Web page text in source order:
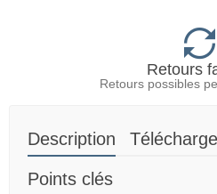
Retours
Retours possibles
Description
Points clés